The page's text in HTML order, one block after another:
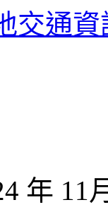
交通資
年 11